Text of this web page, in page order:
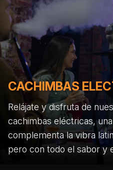
CACHIMBAS
Relájate y disfruta de
cachimbas eléctricas,
complementa la vibra
pero con todo el sabor y